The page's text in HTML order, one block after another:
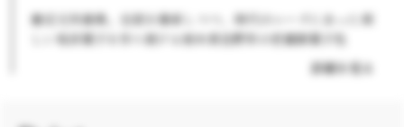
慶応元年創業。伝統を継承しつつ、時代のニーズにあった新
しい和洋菓子を作り続ける栃木県佐野市の老舗御菓子処
詳細を見る